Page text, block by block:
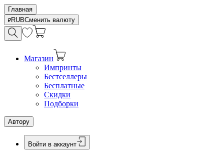
Главная
RUBСменить валюту
Магазин
Импринты
Бестселлеры
Бесплатные
Скидки
Подборки
Автору
Войти в аккаунт